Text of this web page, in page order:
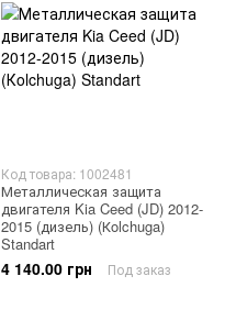
Код товара: 1002481
Металлическая защита
двигателя Kia Ceed (JD) 2012-
2015 (дизель) (Кolchuga)
Standart
4 140.00 грн Под заказ